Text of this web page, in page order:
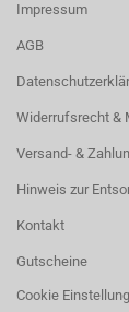
Impressum
AGB
Widerrufsrecht &
Versand- &
Hinweis zur
Kontakt
Gutscheine
Cookie